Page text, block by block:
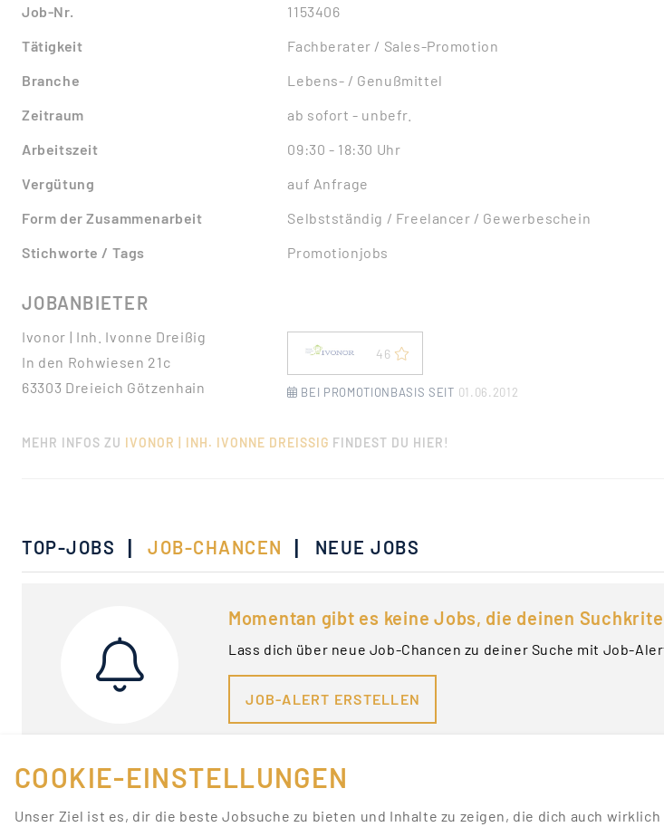
Job-Nr.
1153406
Tätigkeit
Fachberater / Sales-Promotion
Branche
Lebens- / Genußmittel
Zeitraum
ab sofort - unbefr.
Arbeitszeit
09:30 - 18:30 Uhr
Vergütung
auf Anfrage
Form der Zusammenarbeit
Selbstständig / Freelancer / Gewerbeschein
Stichworte / Tags
Promotionjobs
JOBANBIETER
Ivonor | Inh. Ivonne Dreißig
In den Rohwiesen 21c
63303 Dreieich Götzenhain
46
BEI PROMOTIONBASIS SEIT 01.06.2012
MEHR INFOS ZU IVONOR | INH. IVONNE DREISSIG FINDEST DU HIER!
TOP-JOBS | JOB-CHANCEN | NEUE JOBS
Momentan gibt es keine Jobs, die deinen
Lass dich über neue Job-Chancen zu deiner Suche mit Job-
JOB-ALERT ERSTELLEN
COOKIE-EINSTELLUNGEN
Unser Ziel ist es, dir die beste Jobsuche zu bieten und Inhalte zu zeigen, die dich auch